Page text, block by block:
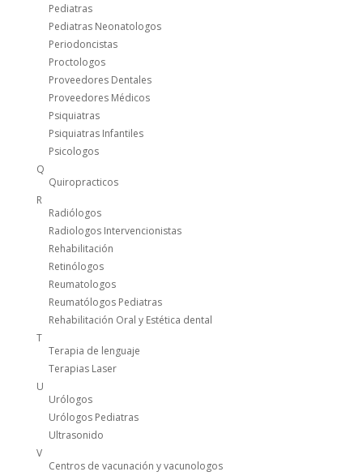
Pediatras
Pediatras Neonatologos
Periodoncistas
Proctologos
Proveedores Dentales
Proveedores Médicos
Psiquiatras
Psiquiatras Infantiles
Psicologos
Q
Quiropracticos
R
Radiólogos
Radiologos Intervencionistas
Rehabilitación
Retinólogos
Reumatologos
Reumatólogos Pediatras
Rehabilitación Oral y Estética dental
T
Terapia de lenguaje
Terapias Laser
U
Urólogos
Urólogos Pediatras
Ultrasonido
V
Centros de vacunación y vacunologos